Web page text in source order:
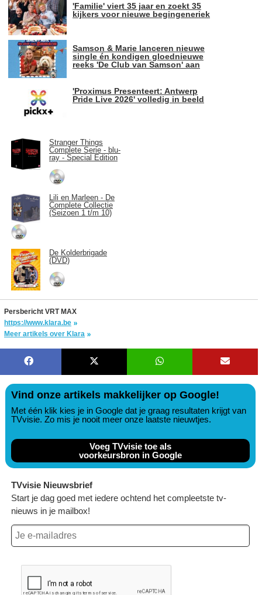
'Familie' viert 35 jaar en zoekt 35
kijkers voor nieuwe begingeneriek
Samson & Marie lanceren nieuwe
single én kondigen gloednieuwe
reeks 'De Club van Samson' aan
'Proximus Presenteert: Antwerp
Pride Live 2026' volledig in beeld
Stranger Things
Complete Serie - blu-
ray - Special Edition
Lili en Marleen - De
Complete Collectie
(Seizoen 1 t/m 10)
De Kolderbrigade
(DVD)
Persbericht VRT MAX
https://www.klara.be
Meer artikels over Klara
Vind onze artikels makkelijker op Google!
Met één klik kies je in Google dat je graag resultaten krijgt van
TVvisie. Zo mis je nooit meer onze laatste nieuwtjes.
Voeg TVvisie toe als
voorkeursbron in Google
TVvisie Nieuwsbrief
Start je dag goed met iedere ochtend het compleetste tv-
nieuws in je mailbox!